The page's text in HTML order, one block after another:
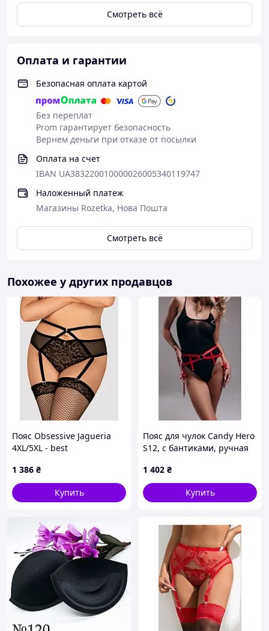
Смотреть всё
Оплата и гарантии
Безопасная оплата картой
Без переплат
Prom гарантирует безопасность
Вернем деньги при отказе от посылки
Оплата на счет
IBAN UA383220010000026005340119747
Наложенный платеж
Магазины Rozetka, Нова Пошта
Смотреть всё
Похожее у других продавцов
Пояс Obsessive Jagueria
4XL/5XL - best
1 386 ₴
Купить
Пояс для чулок Candy Hero
S12, с бантиками, ручная
1 402 ₴
Купить